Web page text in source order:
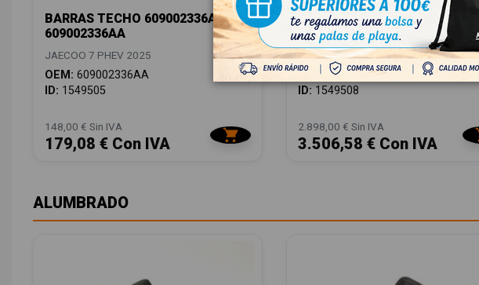
BARRAS TECHO 609002336AA
609002336AA
JAECOO 7 PHEV 2025
OEM: 609002336AA
ID: 1549505
148,00 € Sin IVA
179,08 € Con IVA
BATERIA 113000572AA
113000572AA
JAECOO 7 PHEV 2025
OEM: 113000572AA
ID: 1549508
2.898,00 € Sin IVA
3.506,58 € Con IVA
ALUMBRADO